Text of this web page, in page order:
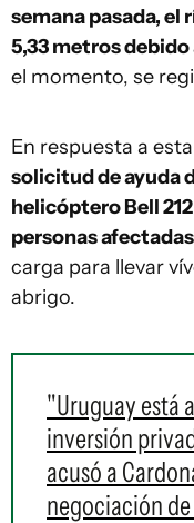
semana pasada, el
5,33 metros
el momento, se
En respuesta a
solicitud de ayuda
helicóptero Bell
personas afectadas
carga para llevar
abrigo.
"Uruguay está
inversión
acusó a
negociación de